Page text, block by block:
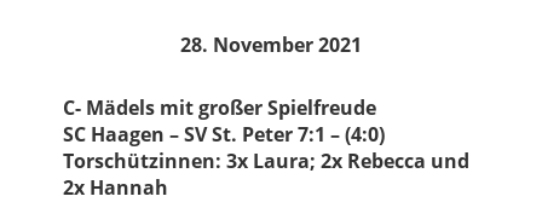
28. November 2021
C- Mädels mit großer Spielfreude
SC Haagen – SV St. Peter 7:1 – (4:0)
Torschützinnen: 3x Laura; 2x Rebecca und
2x Hannah